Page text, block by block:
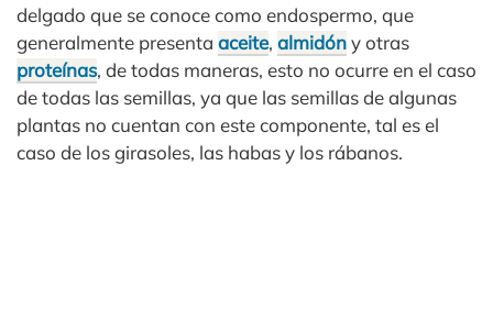
delgado que se conoce como endospermo, que
generalmente presenta aceite, almidóny otras
proteínas, de todas maneras, esto no ocurre en el caso
de todas las semillas, ya que las semillas de algunas
plantas no cuentan con este componente, tal es el
caso de los girasoles, las habas y los rábanos.